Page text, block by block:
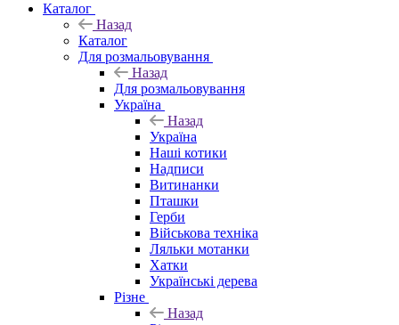
Каталог
Назад
Каталог
Для розмальовування
Назад
Для розмальовування
Україна
Назад
Україна
Наші котики
Надписи
Витинанки
Пташки
Герби
Військова техніка
Ляльки мотанки
Хатки
Українські дерева
Різне
Назад